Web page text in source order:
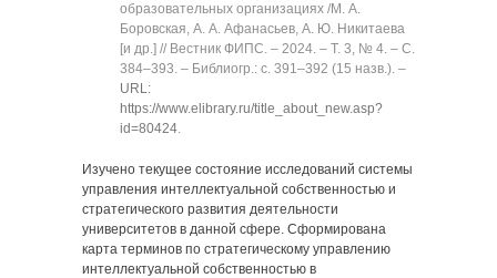
образовательных организациях /М. А.
Боровская, А. А. Афанасьев, А. Ю. Никитаева
[и др.] // Вестник ФИПС. ‒ 2024. ‒ Т. 3, № 4. ‒ C.
384‒393. ‒ Библиогр.: с. 391‒392 (15 назв.). ‒
URL:
https://www.elibrary.ru/title_about_new.asp?
id=80424.
Изучено текущее состояние исследований системы
управления интеллектуальной собственностью и
стратегического развития деятельности
университетов в данной сфере. Сформирована
карта терминов по стратегическому управлению
интеллектуальной собственностью в